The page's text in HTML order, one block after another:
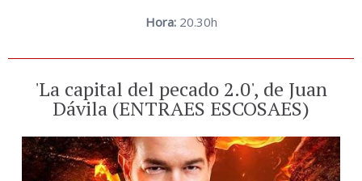
Hora:20.30h
'La capital del pecado 2.0', de Juan
Dávila (ENTRAES ESCOSAES)